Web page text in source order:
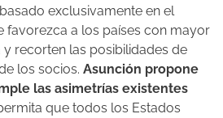
exclusivamente en el
favorezca a los países con mayor
recorten las posibilidades de
los socios. Asunción propone
las asimetrías existentes
que todos los Estados